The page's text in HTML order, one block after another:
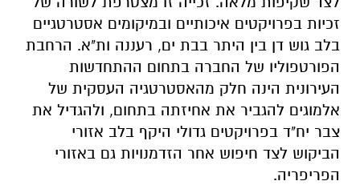
זכיות בפרויקטים איכותיים ובמיקומים אסטרטגיים
בלב גוש דן בין היתר בבת ים, רעננה ות"א. הרחבת
הפורטפוליו של החברה בתחום ההתחדשות
העירונית הינה חלק מהאסטרטגיה העסקית של
אלמוגים להגביר את אחיזתה בתחום, ולהגדיל את
צבר יח"ד בפרויקטים גדולי היקף בלב אזורי
הביקוש לצד חיפוש אחר הזדמנויות גם באזורי
הפריפריה.